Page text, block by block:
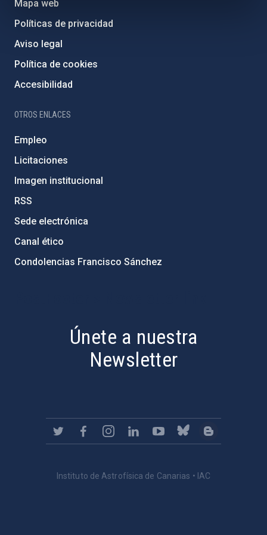
Mapa web
Políticas de privacidad
Aviso legal
Política de cookies
Accesibilidad
OTROS ENLACES
Empleo
Licitaciones
Imagen institucional
RSS
Sede electrónica
Canal ético
Condolencias Francisco Sánchez
Únete a nuestra
Newsletter
Instituto de Astrofísica de Canarias • IAC